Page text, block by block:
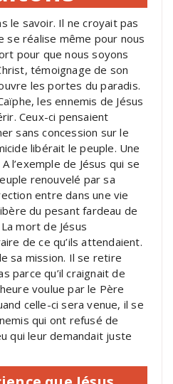
le savoir. Il ne croyait pas
se réalise même pour nous
pour que nous soyons
témoignage de son
les portes du paradis.
les ennemis de Jésus
Ceux-ci pensaient
sans concession sur le
libérait le peuple. Une
l’exemple de Jésus qui se
renouvelé par sa
entre dans une vie
du pesant fardeau de
mort de Jésus
de ce qu’ils attendaient.
sa mission. Il se retire
parce qu’il craignait de
voulue par le Père
celle-ci sera venue, il se
qui ont refusé de
qui leur demandait juste